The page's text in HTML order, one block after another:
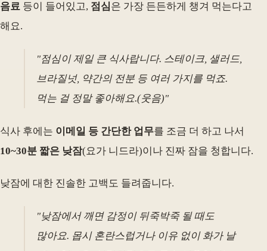
음료 등이 들어있고, 점심은 가장 든든하게 챙겨 먹는다고
해요.
"점심이 제일 큰 식사랍니다. 스테이크, 샐러드,
브라질넛, 약간의 전분 등 여러 가지를 먹죠.
먹는 걸 정말 좋아해요.(웃음)"
식사 후에는 이메일 등 간단한 업무를 조금 더 하고 나서
10~30분 짧은 낮잠(요가 니드라)이나 진짜 잠을 청합니다.
낮잠에 대한 진솔한 고백도 들려줍니다.
"낮잠에서 깨면 감정이 뒤죽박죽 될 때도
많아요. 몹시 혼란스럽거나 이유 없이 화가 날